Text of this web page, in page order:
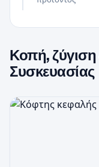
Κοπή,
Συσκευασίας